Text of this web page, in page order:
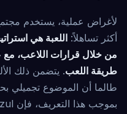
لأغراض عملية، يستخدم مجتمع
أكثر تساهلاً: اللعبة هي
من خلال قرارات اللاعب، مع
طريقة اللعب. يتضمن ذلك
طالما أن الموضوع تجميلي